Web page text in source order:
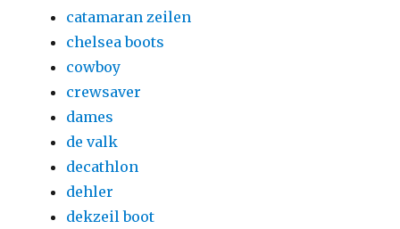
catamaran zeilen
chelsea boots
cowboy
crewsaver
dames
de valk
decathlon
dehler
dekzeil boot